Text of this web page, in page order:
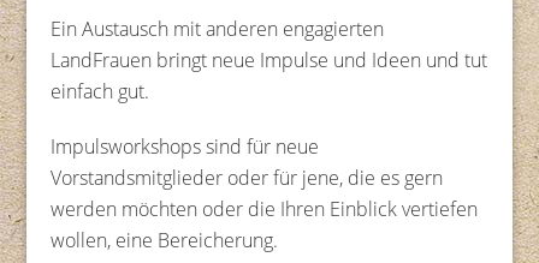
Ein Austausch mit anderen engagierten
LandFrauen bringt neue Impulse und Ideen und tut
einfach gut.
Impulsworkshops sind für neue
Vorstandsmitglieder oder für jene, die es gern
werden möchten oder die Ihren Einblick vertiefen
wollen, eine Bereicherung.